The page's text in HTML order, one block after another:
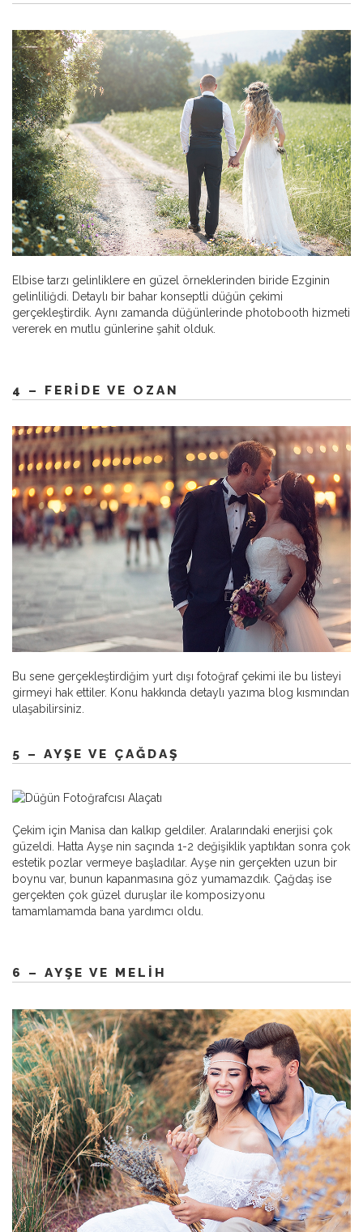
Elbise tarzı gelinliklere en güzel örneklerinden biride Ezginin
gelinliliğdi. Detaylı bir bahar konseptli düğün çekimi
gerçekleştirdik. Aynı zamanda düğünlerinde photobooth hizmeti
vererek en mutlu günlerine şahit olduk.
4 – FERIDE VE OZAN
Bu sene gerçekleştirdiğim yurt dışı fotoğraf çekimi ile bu listeyi
girmeyi hak ettiler. Konu hakkında detaylı yazıma blog kısmından
ulaşabilirsiniz.
5 – AYŞE VE ÇAĞDAŞ
Çekim için Manisa dan kalkıp geldiler. Aralarındaki enerjisi çok
güzeldi. Hatta Ayşe nin saçında 1-2 değişiklik yaptıktan sonra çok
estetik pozlar vermeye başladılar. Ayşe nin gerçekten uzun bir
boynu var, bunun kapanmasına göz yumamazdık. Çağdaş ise
gerçekten çok güzel duruşlar ile komposizyonu
tamamlamamda bana yardımcı oldu.
6 – AYŞE VE MELIH